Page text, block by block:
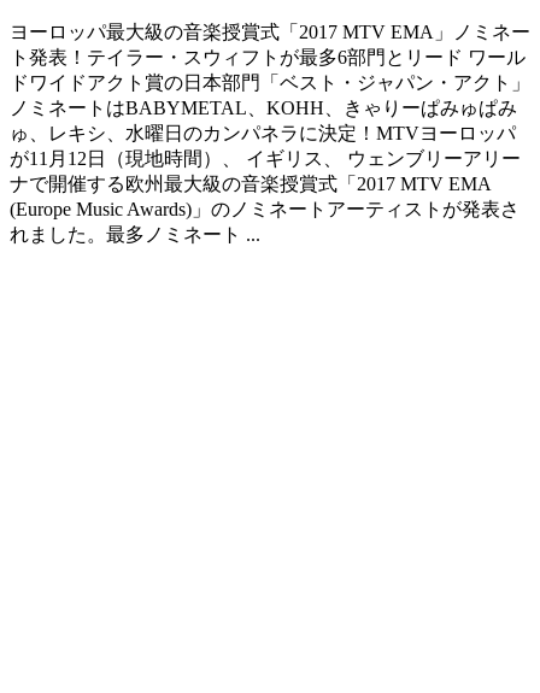
ヨーロッパ最大級の音楽授賞式「2017 MTV EMA」ノミネー
ト発表！テイラー・スウィフトが最多6部門とリード ワール
ドワイドアクト賞の日本部門「ベスト・ジャパン・アクト」
ノミネートはBABYMETAL、KOHH、きゃりーぱみゅぱみ
ゅ、レキシ、水曜日のカンパネラに決定！MTVヨーロッパ
が11月12日（現地時間）、 イギリス、 ウェンブリーアリー
ナで開催する欧州最大級の音楽授賞式「2017 MTV EMA
(Europe Music Awards)」のノミネートアーティストが発表さ
れました。最多ノミネート ...